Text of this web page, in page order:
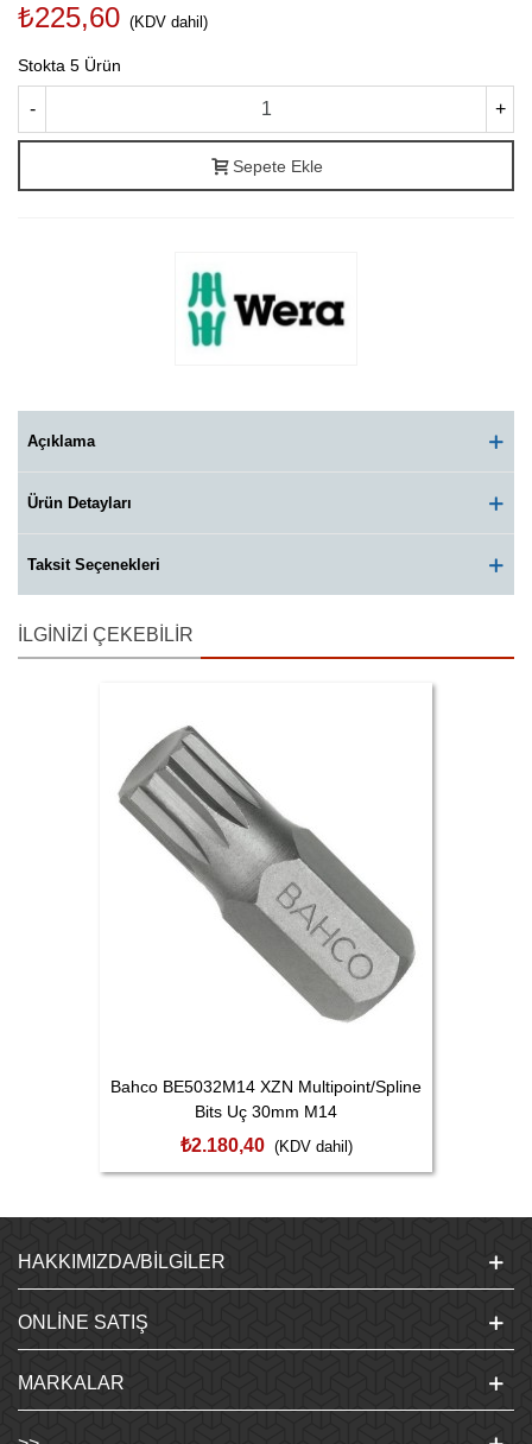
₺225,60 (KDV dahil)
Stokta 5 Ürün
- +
Sepete Ekle
Açıklama
Ürün Detayları
Taksit Seçenekleri
İLGINIZI ÇEKEBILIR
Bahco BE5032M14 XZN Multipoint/Spline
Bits Uç 30mm M14
₺2.180,40 (KDV dahil)
HAKKIMIZDA/BILGILER
ONLINE SATIŞ
MARKALAR